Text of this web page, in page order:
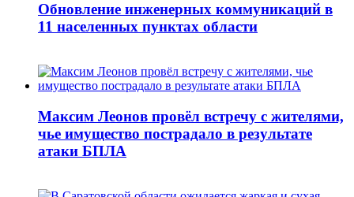
Обновление инженерных коммуникаций в
11 населенных пунктах области
Максим Леонов провёл встречу с жителями,
чье имущество пострадало в результате
атаки БПЛА